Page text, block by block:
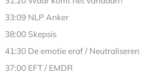
33:09 NLP Anker
38:00 Skepsis
41:30 De emotie eraf / Neutraliseren
37:00 EFT / EMDR